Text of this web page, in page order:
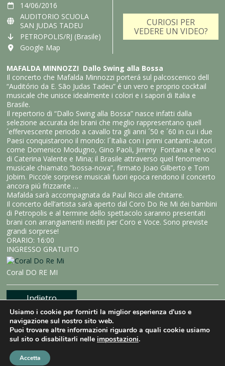
14/06/2016
AUDITORIO SCUOLA
SAN JUDAS TADEU
PETROPOLIS/RJ (Brasile)
Google Map
CURIOSI PER
VEDERE UN VIDEO?
MAFALDA MINNOZZI Dallo Swing alla Bossa
Il concerto che Mafalda Minnozzi porterá sul palcoscenico dell
“Auditório da E. São Judas Tadeu” é un vero e proprio cocktail
musicale che unisce idealmente i colori e i sapori di Italia e
Brasile.
Il repertorio di “Dallo Swing alla Bossa” nasce infatti dalla
selezione accurata dei brani che meglio rappresentano quell
´effervescente periodo a cavallo tra gli anni ´50 e ´60 in cui i due
Paesi conquistarono il mondo: l´Italia con i primi cantanti-autori
come Domenico Modugno, Gino Paoli, Jimmy Fontana e le voci
di Caterina Valente e Mina; il Brasile attraverso quel fenomeno
musicale chiamato “bossa-nova”, firmato Joao Gilberto e Tom
Jobim. Piccole sorprese musicali fuori epoca rendono il concerto
ancora piú frizzante …
Mafalda sarà accompagnata da Paul Ricci alle chitarre.
Il concerto dell’artista sarà aperto dal Coro Do Re Mi dei bambini
di Petropolis e al termine dello spettacolo saranno presentati
brani con arrangiamenti inediti per Coro e Voce. Sono previste
grandi sorprese!
ORARIO: 16:00
INGRESSO GRATUITO
Coral DO RE MI
Indietro
Copyright © Mama Produções. All rights reserved |
Usiamo i cookie per fornirti la miglior esperienza d'uso e
navigazione sul nostro sito web.
Puoi trovare altre informazioni riguardo a quali cookie usiamo
sul sito o disabilitarli nelle impostazioni.
Accetta